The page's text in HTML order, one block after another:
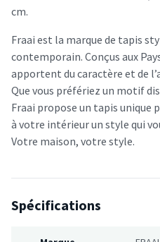
cm.
Fraai est la marque de tapis
contemporain. Conçus aux
apportent du caractère et de
Que vous préfériez un motif
Fraai propose un tapis unique
à votre intérieur un style qui
Votre maison, votre style.
Spécifications